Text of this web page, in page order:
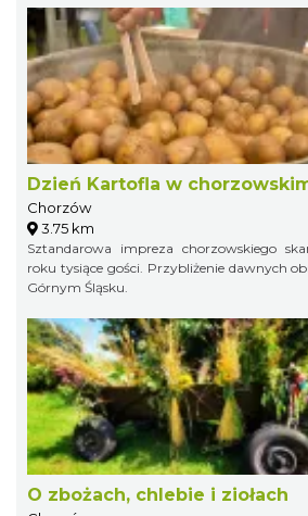
Dzień Kartofla w
Chorzów
3.75 km
Sztandarowa impreza chorzowskiego
roku tysiące gości. Przybliżenie dawnych
Górnym Śląsku.
O zbożach, chlebie i ziołach